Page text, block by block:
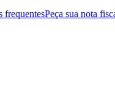
frequentesPeça sua nota